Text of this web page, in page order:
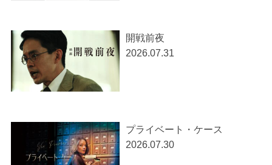
開戦前夜
2026.07.31
プライベート・ケース
2026.07.30